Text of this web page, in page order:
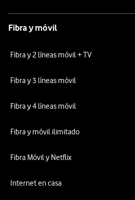
Fibra y móvil
Fibra y 2 líneas móvil + TV
Fibra y 3 líneas móvil
Fibra y 4 líneas móvil
Fibra y móvil ilimitado
Fibra Móvil y Netflix
Internet en casa